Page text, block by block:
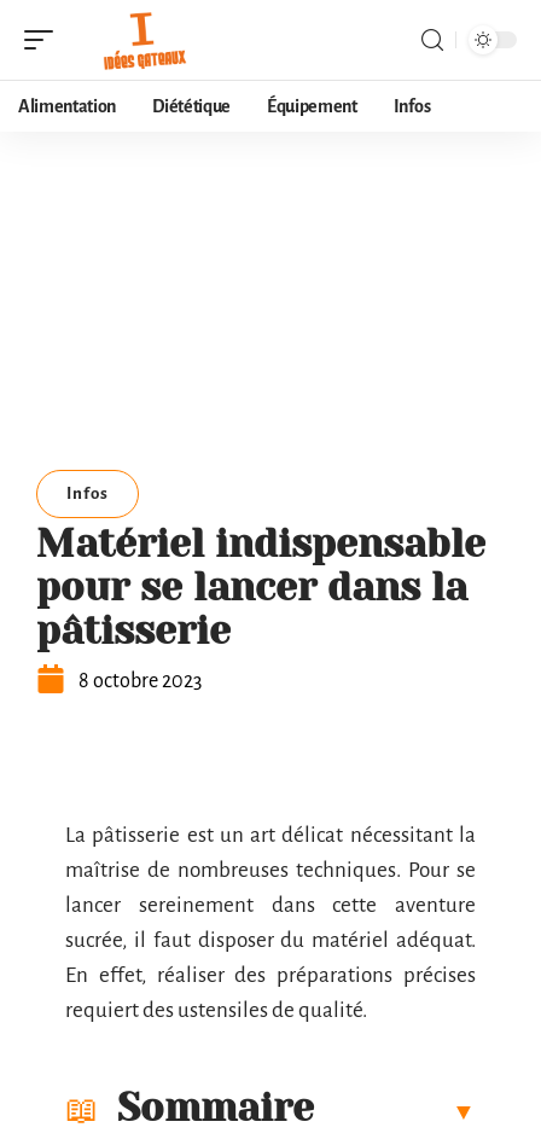
Alimentation Diététique Équipement Infos
Infos
Matériel indispensable
pour se lancer dans la
pâtisserie
8 octobre 2023
La pâtisserie est un art délicat nécessitant la
maîtrise de nombreuses techniques. Pour se
lancer sereinement dans cette aventure
sucrée, il faut disposer du matériel adéquat.
En effet, réaliser des préparations précises
requiert des ustensiles de qualité.
Sommaire